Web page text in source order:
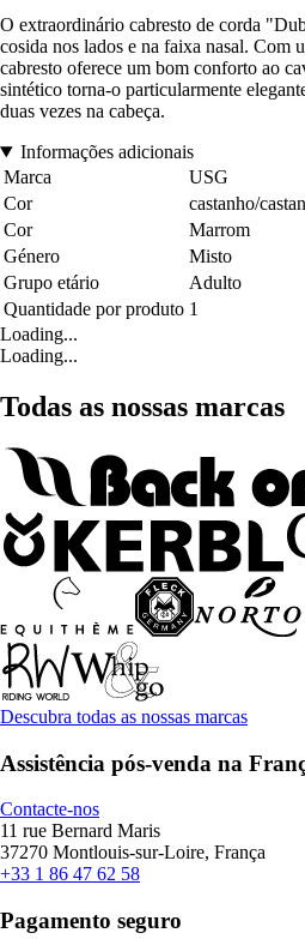
O extraordinário cabresto de corda
cosida nos lados e na faixa nasal. Com
cabresto oferece um bom conforto ao
sintético torna-o particularmente
duas vezes na cabeça.
Informações adicionais
Marca
USG
Cor
castanho/
Cor
Marrom
Género
Misto
Grupo etário
Adulto
Quantidade por produto 1
Loading...
Loading...
Todas as nossas marcas
Descubra todas as nossas marcas
Assistência pós-venda na
Contacte-nos
11 rue Bernard Maris
37270 Montlouis-sur-Loire, França
+33 1 86 47 62 58
Pagamento seguro